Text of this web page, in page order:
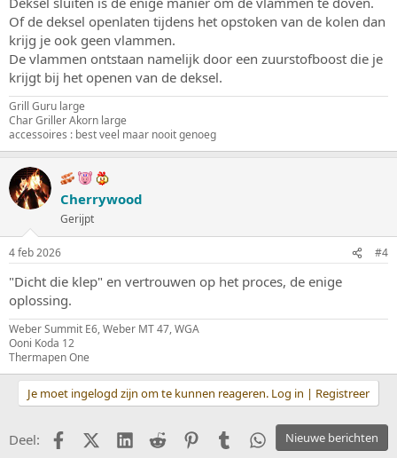
e
n
:
Of de deksel openlaten tijdens het opstoken van de kolen dan
krijg je ook geen vlammen.
De vlammen ontstaan namelijk door een zuurstofboost die je
krijgt bij het openen van de deksel.
Grill Guru large
Char Griller Akorn large
accessoires : best veel maar nooit genoeg
Cherrywood
Gerijpt
4 feb 2026 #4
"Dicht die klep" en vertrouwen op het proces, de enige
oplossing.
Weber Summit E6, Weber MT 47, WGA
Ooni Koda 12
Thermapen One
Je moet ingelogd zijn om te kunnen reageren. Log in | Registreer
Nieuwe berichten
Deel: FacebookX (Twitter)
LinkedIn
Reddit PinterestTumblrWhatsApp